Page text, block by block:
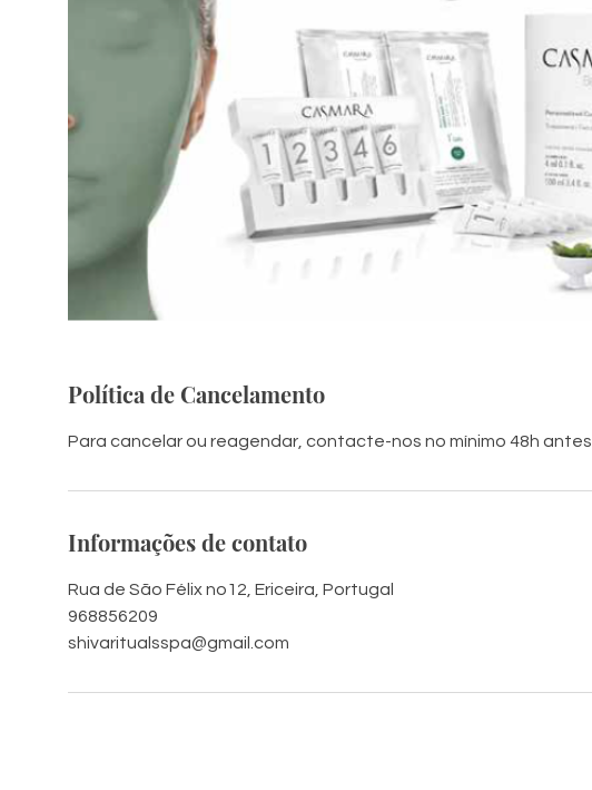
Política de Cancelamento
Para cancelar ou reagendar, contacte-nos no mínimo 48h antes
Informações de contato
Rua de São Félix no12, Ericeira, Portugal
968856209
shivaritualsspa@gmail.com